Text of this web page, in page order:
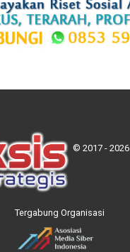
© 2017 - 2026
Tergabung Organisasi